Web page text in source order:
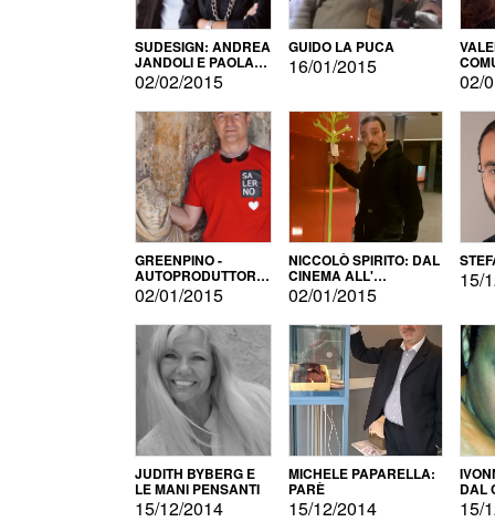
SUDESIGN: ANDREA
JANDOLI E PAOLA
PISAPIA
02/02/2015
GUIDO LA PUCA
16/01/2015
02/
GREENPINO -
AUTOPRODUTTORE
PER AMORE
02/01/2015
NICCOLÒ SPIRITO: DAL
CINEMA ALL'
AUTOPRODUZIONE
02/01/2015
15/
JUDITH BYBERG E
LE MANI PENSANTI
15/12/2014
MICHELE PAPARELLA:
PARÈ
15/12/2014
DAL
15/